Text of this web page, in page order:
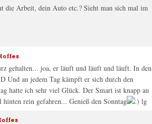
die Arbeit, dein Auto etc.? Sieht man sich mal im
gehalten... joa, er läuft und läuft und läuft. In den
Und an jedem Tag kämpft er sich durch den
hatte ich sehr viel Glück. Der Smart ist knapp an
rein gefahren... Genieß den Sonntag
lg